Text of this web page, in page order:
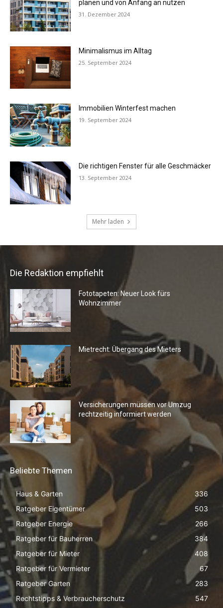
Die Redaktion empfiehlt
Fototapeten: Neuer Look fürs
Wohnzimmer
Mietrecht: Übergang des Mieters
Versicherungen müssen vor Umzug
rechtzeitig informiert werden
Beliebte Themen
Haus & Garten
336
Ratgeber Eigentümer
503
Ratgeber Energie
266
Ratgeber für Bauherren
384
Ratgeber für Mieter
408
Ratgeber für Vermieter
67
Ratgeber Garten
283
Rechtstipps & Verbraucherschutz
547